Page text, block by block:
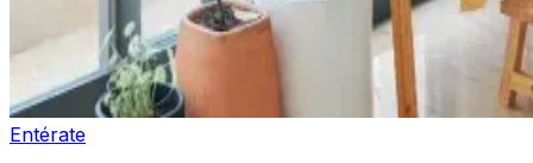
Entérate